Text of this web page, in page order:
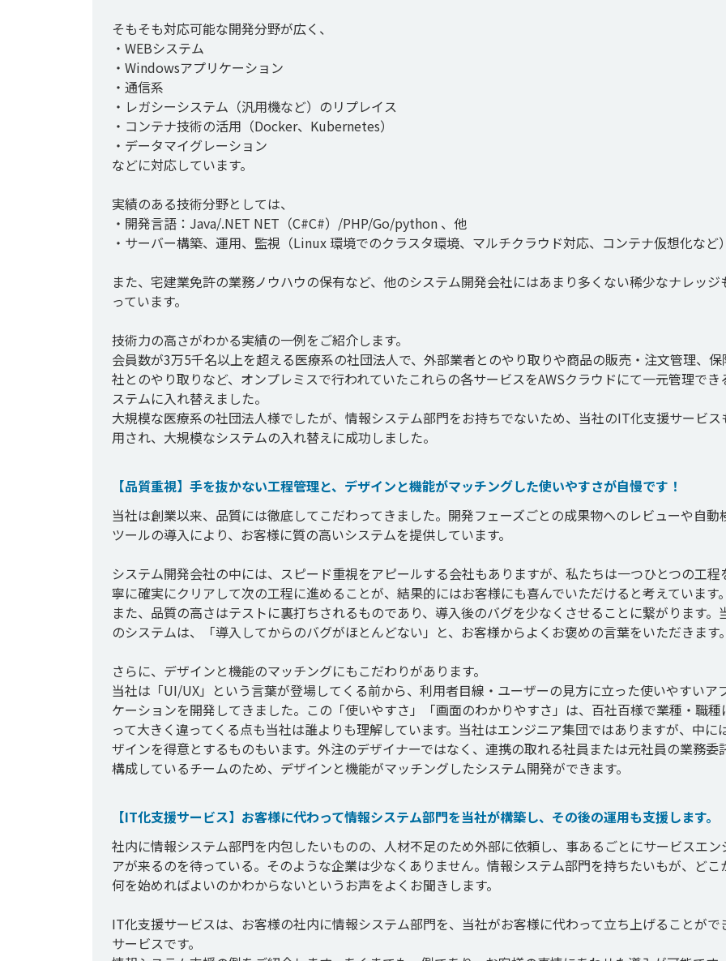
そもそも対応可能な開発分野が広く、
・WEBシステム
・Windowsアプリケーション
・通信系
・レガシーシステム（汎用機など）のリプレイス
・コンテナ技術の活用（Docker、Kubernetes）
・データマイグレーション
などに対応しています。
実績のある技術分野としては、
・開発言語：Java/.NET NET（C#C#）/PHP/Go/python 、他
・サーバー構築、運用、監視（Linux 環境でのクラスタ環境、マルチクラウド対応、コンテナ仮想化など）
また、宅建業免許の業務ノウハウの保有など、他のシステム開発会社にはあまり多くない稀少なナレッジ
っています。
技術力の高さがわかる実績の一例をご紹介します。
会員数が3万5千名以上を超える医療系の社団法人で、外部業者とのやり取りや商品の販売・注文管理、保
社とのやり取りなど、オンプレミスで行われていたこれらの各サービスをAWSクラウドにて一元管理でき
ステムに入れ替えました。
大規模な医療系の社団法人様でしたが、情報システム部門をお持ちでないため、当社のIT化支援サービス
【品質重視】手を抜かない工程管理と、デザインと機能がマッチングした使いやすさが自慢です！
当社は創業以来、品質には徹底してこだわってきました。開発フェーズごとの成果物へのレビューや自動
ツールの導入により、お客様に質の高いシステムを提供しています。
システム開発会社の中には、スピード重視をアピールする会社もありますが、私たちは一つひとつの工程
寧に確実にクリアして次の工程に進めることが、結果的にはお客様にも喜んでいただけると考えています。
また、品質の高さはテストに裏打ちされるものであり、導入後のバグを少なくさせることに繋がります。
のシステムは、「導入してからのバグがほとんどない」と、お客様からよくお褒めの言葉をいただきます。
さらに、デザインと機能のマッチングにもこだわりがあります。
当社は「UI/UX」という言葉が登場してくる前から、利用者目線・ユーザーの見方に立った使いやすいア
ケーションを開発してきました。この「使いやすさ」「画面のわかりやすさ」は、百社百様で業種・職種
って大きく違ってくる点も当社は誰よりも理解しています。当社はエンジニア集団ではありますが、中に
ザインを得意とするものもいます。外注のデザイナーではなく、連携の取れる社員または元社員の業務委
【IT化支援サービス】お客様に代わって情報システム部門を当社が構築し、その後の運用も支援します。
社内に情報システム部門を内包したいものの、人材不足のため外部に依頼し、事あるごとにサービスエン
アが来るのを待っている。そのような企業は少なくありません。情報システム部門を持ちたいもが、どこ
何を始めればよいのかわからないというお声をよくお聞きします。
IT化支援サービスは、お客様の社内に情報システム部門を、当社がお客様に代わって立ち上げることがで
サービスです。